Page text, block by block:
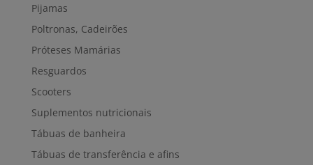
Pijamas
Poltronas, Cadeirões
Próteses Mamárias
Resguardos
Scooters
Suplementos nutricionais
Tábuas de banheira
Tábuas de transferência e afins